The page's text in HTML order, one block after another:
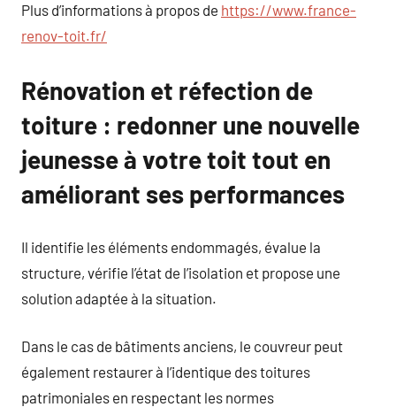
Plus d’informations à propos de https://www.france-
renov-toit.fr/
Rénovation et réfection de
toiture : redonner une nouvelle
jeunesse à votre toit tout en
améliorant ses performances
Il identifie les éléments endommagés, évalue la
structure, vérifie l’état de l’isolation et propose une
solution adaptée à la situation.
Dans le cas de bâtiments anciens, le couvreur peut
également restaurer à l’identique des toitures
patrimoniales en respectant les normes